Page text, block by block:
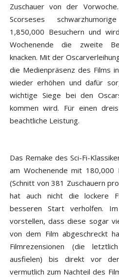
Zuschauer von der
Scorseses
1,850,000 Besuchern und
Wochenende die zweite
knacken. Mit der
die Medienpräsenz des Films
wieder erhöhen und dafür
wichtige Siege bei den
kommen wird. Für einen
beachtliche Leistung.
Das Remake des Sci-Fi-
am Wochenende mit 180,000
(Schnitt von 381 Zuschauern
hat auch nicht die lockere
besseren Start verholfen.
vorstellen, dass diese sogar
von dem Film abgeschreckt
Filmrezensionen (die
ausfielen) bis direkt vor
vermutlich zum Nachteil des